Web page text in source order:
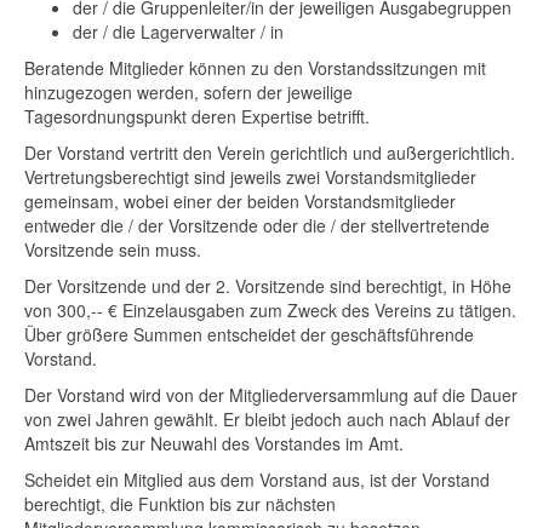
der / die Gruppenleiter/in der jeweiligen Ausgabegruppen
der / die Lagerverwalter / in
Beratende Mitglieder können zu den Vorstandssitzungen mit
hinzugezogen werden, sofern der jeweilige
Tagesordnungspunkt deren Expertise betrifft.
Der Vorstand vertritt den Verein gerichtlich und außergerichtlich.
Vertretungsberechtigt sind jeweils zwei Vorstandsmitglieder
gemeinsam, wobei einer der beiden Vorstandsmitglieder
entweder die / der Vorsitzende oder die / der stellvertretende
Vorsitzende sein muss.
Der Vorsitzende und der 2. Vorsitzende sind berechtigt, in Höhe
von 300,-- € Einzelausgaben zum Zweck des Vereins zu tätigen.
Über größere Summen entscheidet der geschäftsführende
Vorstand.
Der Vorstand wird von der Mitgliederversammlung auf die Dauer
von zwei Jahren gewählt. Er bleibt jedoch auch nach Ablauf der
Amtszeit bis zur Neuwahl des Vorstandes im Amt.
Scheidet ein Mitglied aus dem Vorstand aus, ist der Vorstand
berechtigt, die Funktion bis zur nächsten